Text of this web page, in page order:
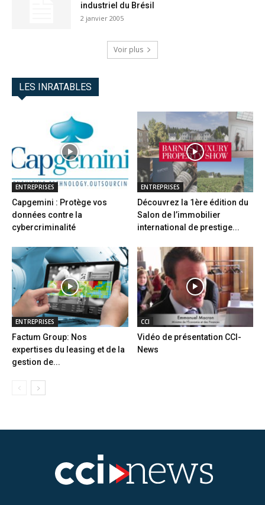
industriel du Brésil
2 janvier 2005
Voir plus
LES INRATABLES
ENTREPRISES
Capgemini : Protège vos
données contre la
cybercriminalité
ENTREPRISES
Découvrez la 1ère édition du
Salon de l’immobilier
international de prestige...
ENTREPRISES
Factum Group: Nos
expertises du leasing et de la
gestion de...
CCI
Vidéo de présentation CCI-
News